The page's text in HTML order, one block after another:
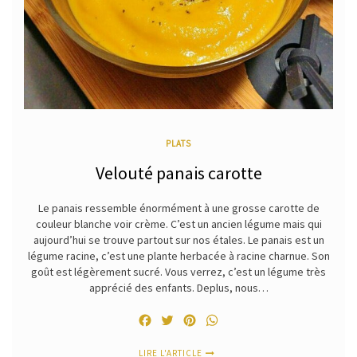
PLATS
Velouté panais carotte
Le panais ressemble énormément à une grosse carotte de
couleur blanche voir crème. C’est un ancien légume mais qui
aujourd’hui se trouve partout sur nos étales. Le panais est un
légume racine, c’est une plante herbacée à racine charnue. Son
goût est légèrement sucré. Vous verrez, c’est un légume très
apprécié des enfants. Deplus, nous…
FacebookTwitterPinterest
LIRE L'ARTICLE